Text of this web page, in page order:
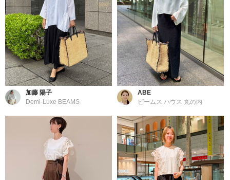
加藤 陽子
Demi-Luxe BEAMS
ABE
ビームス ハウス 丸の内